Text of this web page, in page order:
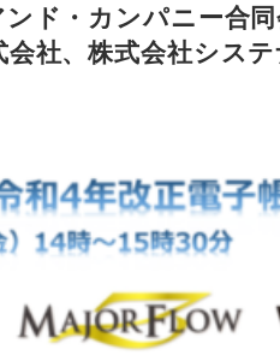
ド・カンパニー合
社、株式会社シス